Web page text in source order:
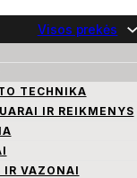
Visos prekės
TECHNIKA
IR REIKMENYS
IR VAZONAI